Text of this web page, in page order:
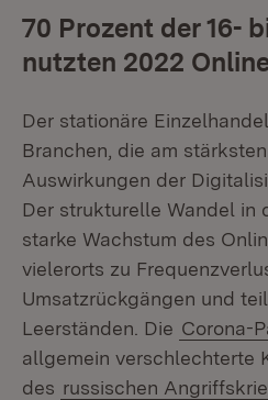
70 Prozent der 16-
nutzten 2022
Der stationäre
Branchen, die am
Auswirkungen der
Der strukturelle Wandel in
starke Wachstum des
vielerorts zu
Umsatzrückgängen und
Leerständen. Die Corona-
allgemein verschlechterte
des russischen